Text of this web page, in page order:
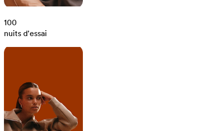
100
nuits d'essai